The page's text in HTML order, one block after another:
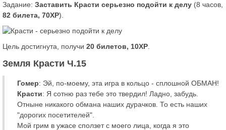
Задание: Заставить Красти серьезно подойти к делу (8 часов,
82 билета, 70XP).
Цель достигнута, получи 20 билетов, 10XP
Земля Красти Ч.15
Гомер: Эй, по-моему, эта игра в кольцо - сплошной ОБМАН!
Красти: Я сотню раз тебе это твердил! Ладно, забудь.
Отныне никакого обмана наших дурачков. То есть наших
"дорогих посетителей".
Мой грим в ужасе сползет с моего лица, когда я это